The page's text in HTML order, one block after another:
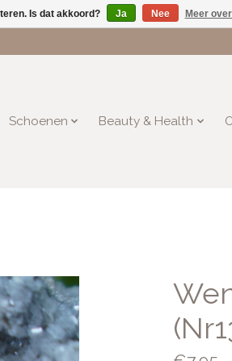
Schoenen Beauty & Health
Is dat akkoord? Ja Nee Meer